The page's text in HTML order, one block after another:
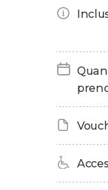
Durante
marrone,
Tre ore